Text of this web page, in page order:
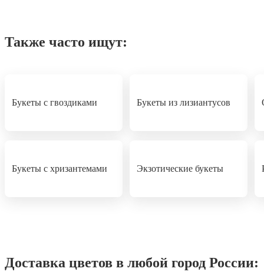
Также часто ищут:
Букеты с гвоздиками Букеты из лизиантусов
Букеты с хризантемами Экзотические букеты
Доставка цветов в любой город России: